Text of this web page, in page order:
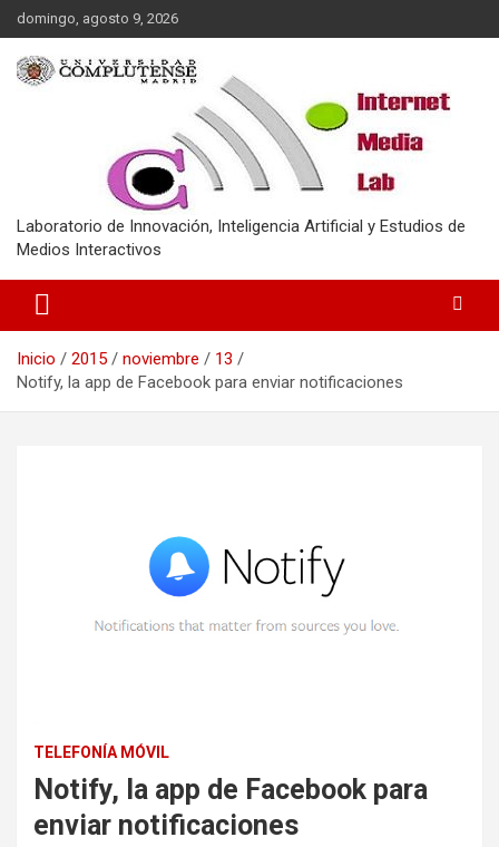
Saltar
al
contenido
domingo, agosto 9, 2026
Laboratorio de Innovación, Inteligencia Artificial y Estudios de
Medios Interactivos
Inicio 2015 noviembre
13
Notify, la app de Facebook para enviar notificaciones
TELEFONÍA MÓVIL
Notify, la app de Facebook para
enviar notificaciones